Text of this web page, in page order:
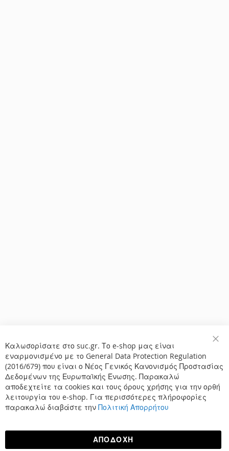
Καλωσορίσατε στο suc.gr. Το e-shop μας είναι
εναρμονισμένο με το General Data Protection Regulation
(2016/679) που είναι ο Νέος Γενικός Κανονισμός Προστασίας
Δεδομένων της Ευρωπαϊκής Ένωσης. Παρακαλώ
αποδεχτείτε τα cookies και τους όρους χρήσης για την ορθή
λειτουργία του e-shop. Για περισσότερες πλήροφορίες
παρακαλώ διαβάστε την Πολιτική Απορρήτου
ΑΠΟΔΟΧΉ